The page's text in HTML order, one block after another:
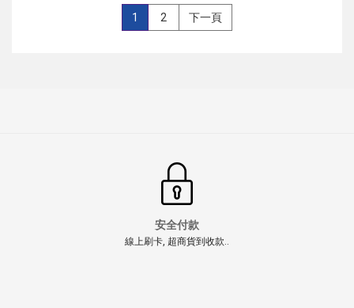
1 2 下一頁
安全付款
線上刷卡, 超商貨到收款..